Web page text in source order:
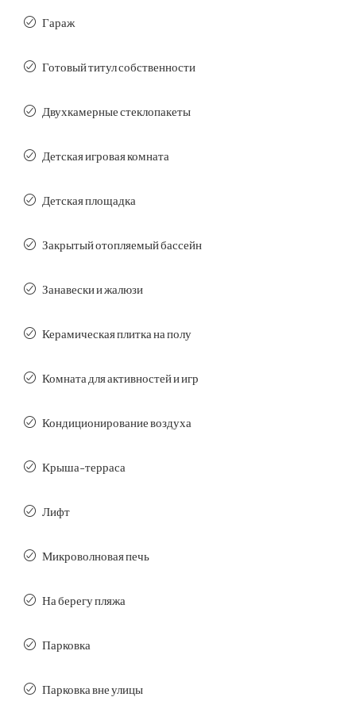
Гараж
Готовый титул собственности
Двухкамерные стеклопакеты
Детская игровая комната
Детская площадка
Закрытый отопляемый бассейн
Занавески и жалюзи
Керамическая плитка на полу
Комната для активностей и игр
Кондиционирование воздуха
Крыша-терраса
Лифт
Микроволновая печь
На берегу пляжа
Парковка
Парковка вне улицы